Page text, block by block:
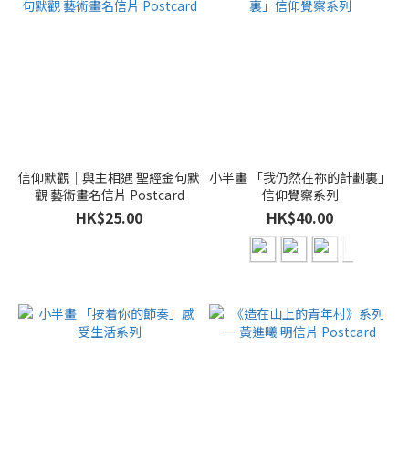
信仰默觀｜與主相遇 聖經金句默
觀 藝術畫名信片 Postcard
HK$25.00
小半畫 「我仍然在祢的計劃裏」
信仰覺察系列
HK$40.00